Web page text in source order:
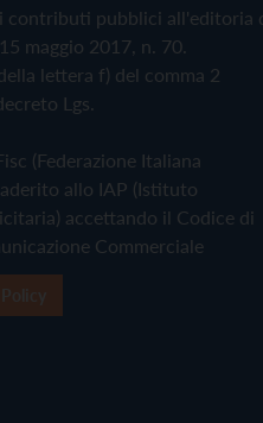
contributi pubblici all'editoria
maggio 2017, n. 70.
lettera f) del comma 2
Lgs.
(Federazione Italiana
allo IAP (Istituto
accettando il Codice di
Commerciale